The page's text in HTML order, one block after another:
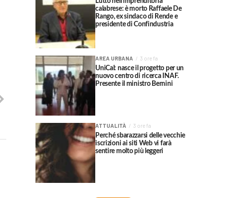
calabrese: è morto Raffaele De
Rango, ex sindaco di Rende e
presidente di Confindustria
AREA URBANA 3 ore fa
UniCal: nasce il progetto per un
nuovo centro di ricerca INAF.
Presente il ministro Bernini
ATTUALITÀ 3 ore fa
Perché sbarazzarsi delle vecchie
iscrizioni ai siti Web vi farà
sentire molto più leggeri